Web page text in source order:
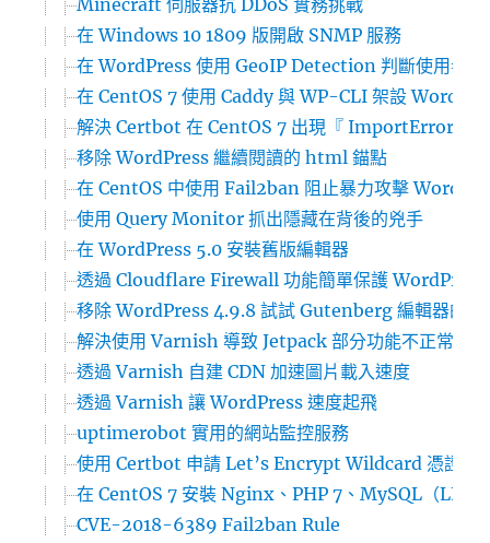
Minecraft 伺服器抗 DDoS 實務挑戰
在 Windows 10 1809 版開啟 SNMP 服務
在 WordPress 使用 GeoIP Detection 判斷使用者國
在 CentOS 7 使用 Caddy 與 WP-CLI 架設
解決 Certbot 在 CentOS 7 出現『 ImportError:
移除 WordPress 繼續閱讀的 html 錨點
在 CentOS 中使用 Fail2ban 阻止暴力攻擊
使用 Query Monitor 抓出隱藏在背後的兇手
在 WordPress 5.0 安裝舊版編輯器
透過 Cloudflare Firewall 功能簡單保護 WordPress
移除 WordPress 4.9.8 試試 Gutenberg 編輯器的提
解決使用 Varnish 導致 Jetpack 部分功能不正常運作
透過 Varnish 自建 CDN 加速圖片載入速度
透過 Varnish 讓 WordPress 速度起飛
uptimerobot 實用的網站監控服務
使用 Certbot 申請 Let’s Encrypt Wildcard 憑證
在 CentOS 7 安裝 Nginx、PHP 7、MySQL（
CVE-2018-6389 Fail2ban Rule